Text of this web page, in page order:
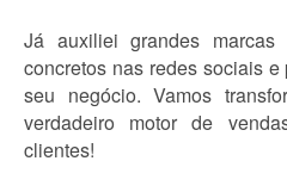
Já auxiliei grandes marcas
concretos nas redes sociais
seu negócio. Vamos
verdadeiro motor de
clientes!